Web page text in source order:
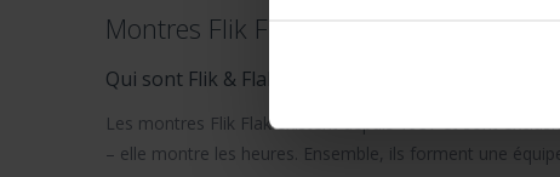
Montres Flik Flak – Apprendre l’heure
Qui sont Flik & Flak ?
Les montres Flik Flakexistent depuis 1987 et sont
– elle montre les heures. Ensemble, ils forment une